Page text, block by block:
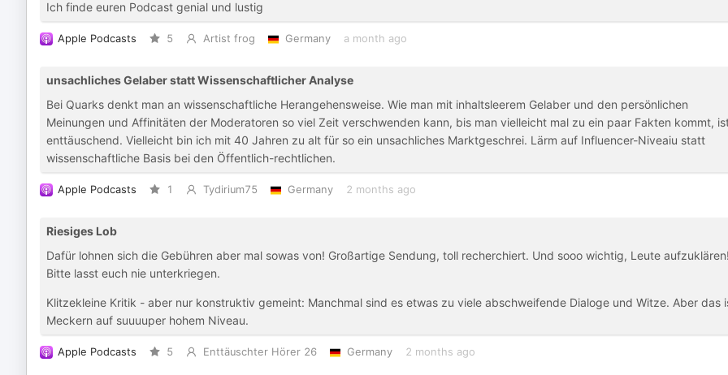
Ich finde euren Podcast genial und lustig
Apple Podcasts 5 Artist frog Germany a month ago
unsachliches Gelaber statt Wissenschaftlicher Analyse
Bei Quarks denkt man an wissenschaftliche Herangehensweise. Wie man mit inhaltsleerem Gelaber und den persönlichen
Meinungen und Affinitäten der Moderatoren so viel Zeit verschwenden kann, bis man vielleicht mal zu ein paar Fakten kommt,
enttäuschend. Vielleicht bin ich mit 40 Jahren zu alt für so ein unsachliches Marktgeschrei. Lärm auf Influencer-Niveaiu statt
wissenschaftliche Basis bei den Öffentlich-rechtlichen.
Apple Podcasts 1 Tydirium75 Germany 2 months ago
Riesiges Lob
Dafür lohnen sich die Gebühren aber mal sowas von! Großartige Sendung, toll recherchiert. Und sooo wichtig, Leute
Bitte lasst euch nie unterkriegen.
Klitzekleine Kritik - aber nur konstruktiv gemeint: Manchmal sind es etwas zu viele abschweifende Dialoge und Witze. Aber das
Meckern auf suuuuper hohem Niveau.
Apple Podcasts 5 Enttäuschter Hörer 26 Germany 2 months ago